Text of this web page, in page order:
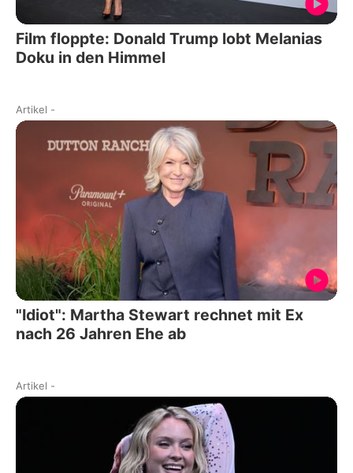
Film floppte: Donald Trump lobt Melanias
Doku in den Himmel
Artikel -
"Idiot": Martha Stewart rechnet mit Ex
nach 26 Jahren Ehe ab
Artikel -